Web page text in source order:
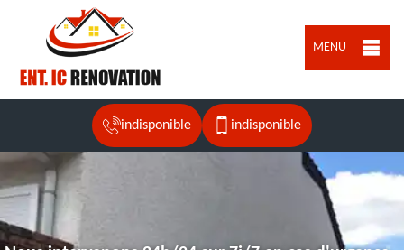
MENU
indisponible indisponible